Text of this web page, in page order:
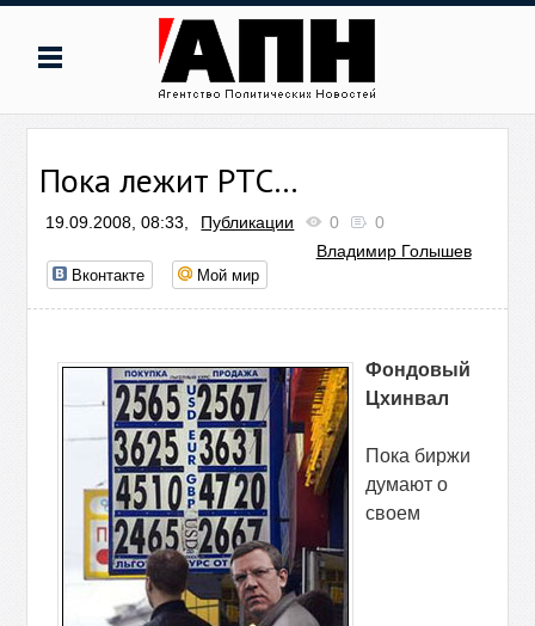
Пока лежит РТС…
19.09.2008, 08:33, Публикации 0
0
Владимир Голышев
Вконтакте Мой мир
Фондовый
Цхинвал
Пока биржи
думают о
своем